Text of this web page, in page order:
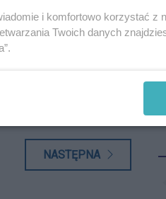
Polski
międzynarodowe
NASTĘPNA
i komfortowo korzystać z
Twoich danych